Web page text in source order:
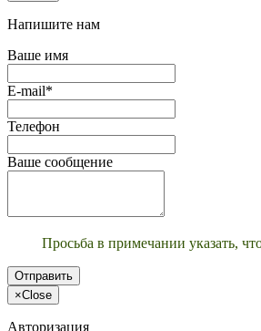
Напишите нам
Ваше имя
E-mail*
Телефон
Ваше сообщение
Просьба в примечании указать,
Отправить
×Close
Авторизация